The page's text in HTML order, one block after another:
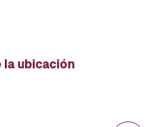
la ubicación